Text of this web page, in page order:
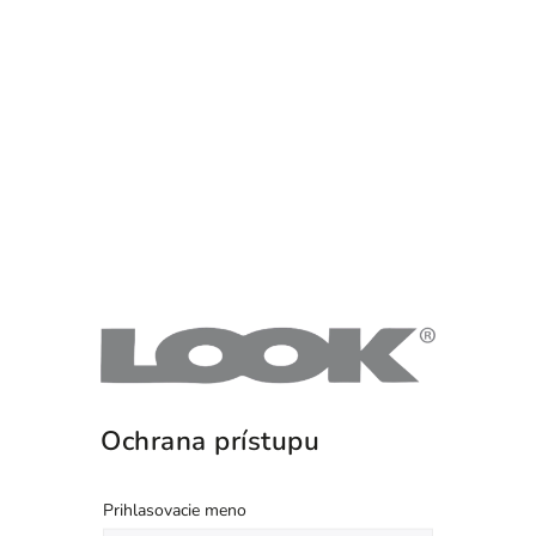
Ochrana prístupu
Prihlasovacie meno